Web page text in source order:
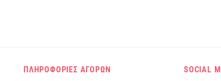
ΠΛΗΡΟΦΟΡΙΕΣ ΑΓΟΡΩΝ SOCIAL